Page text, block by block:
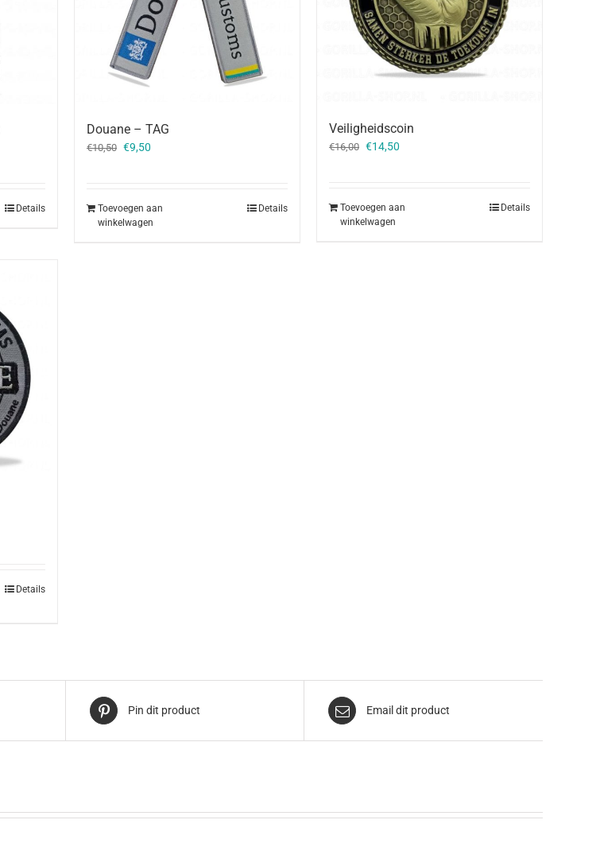
Details
Douane – TAG
€10,50 Oorspronkelijke
€9,50
Toevoegen aan
winkelwagen
Details
Veiligheidscoin
€16,00 Oorspronkelijke
€14,50
Toevoegen aan
winkelwagen
Details
Details
Pin dit product Email dit product